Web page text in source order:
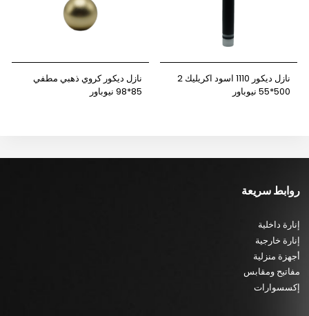
نازل ديكور 1110 اسود اكريليك 2
500*55 نيوباور
نازل ديكور كروي ذهبي مطفي
85*98 نيوباور
روابط سريعة
إنارة داخلية
إنارة خارجية
أجهزة منزلية
مفاتيح ومقابس
إكسسوارات